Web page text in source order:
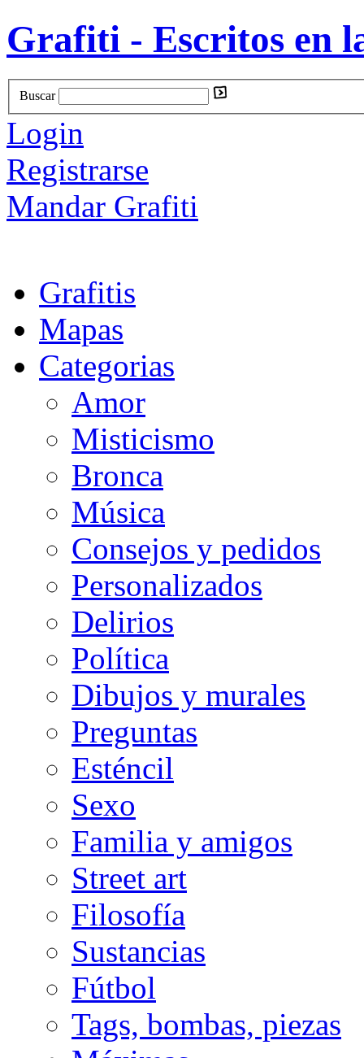
Grafiti - Escritos en
Buscar
Login
Registrarse
Mandar Grafiti
Grafitis
Mapas
Categorias
Amor
Misticismo
Bronca
Música
Consejos y pedidos
Personalizados
Delirios
Política
Dibujos y murales
Preguntas
Esténcil
Sexo
Familia y amigos
Street art
Filosofía
Sustancias
Fútbol
Tags, bombas, piezas